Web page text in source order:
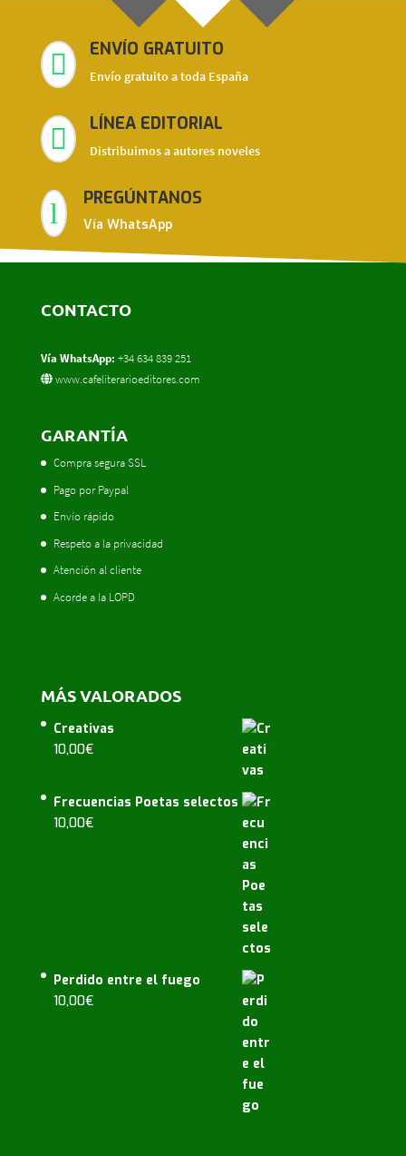
 ENVÍO GRATUITO
Envío gratuito a toda España
 LÍNEA EDITORIAL
Distribuimos a autores noveles
l PREGÚNTANOS
Vía WhatsApp
CONTACTO
Vía WhatsApp: +34 634 839 251
www.cafeliterarioeditores.com
GARANTÍA
Compra segura SSL
Pago por Paypal
Envío rápido
Respeto a la privacidad
Atención al cliente
Acorde a la LOPD
MÁS VALORADOS
Creativas
10,00€
Frecuencias Poetas selectos
10,00€
Perdido entre el fuego
10,00€